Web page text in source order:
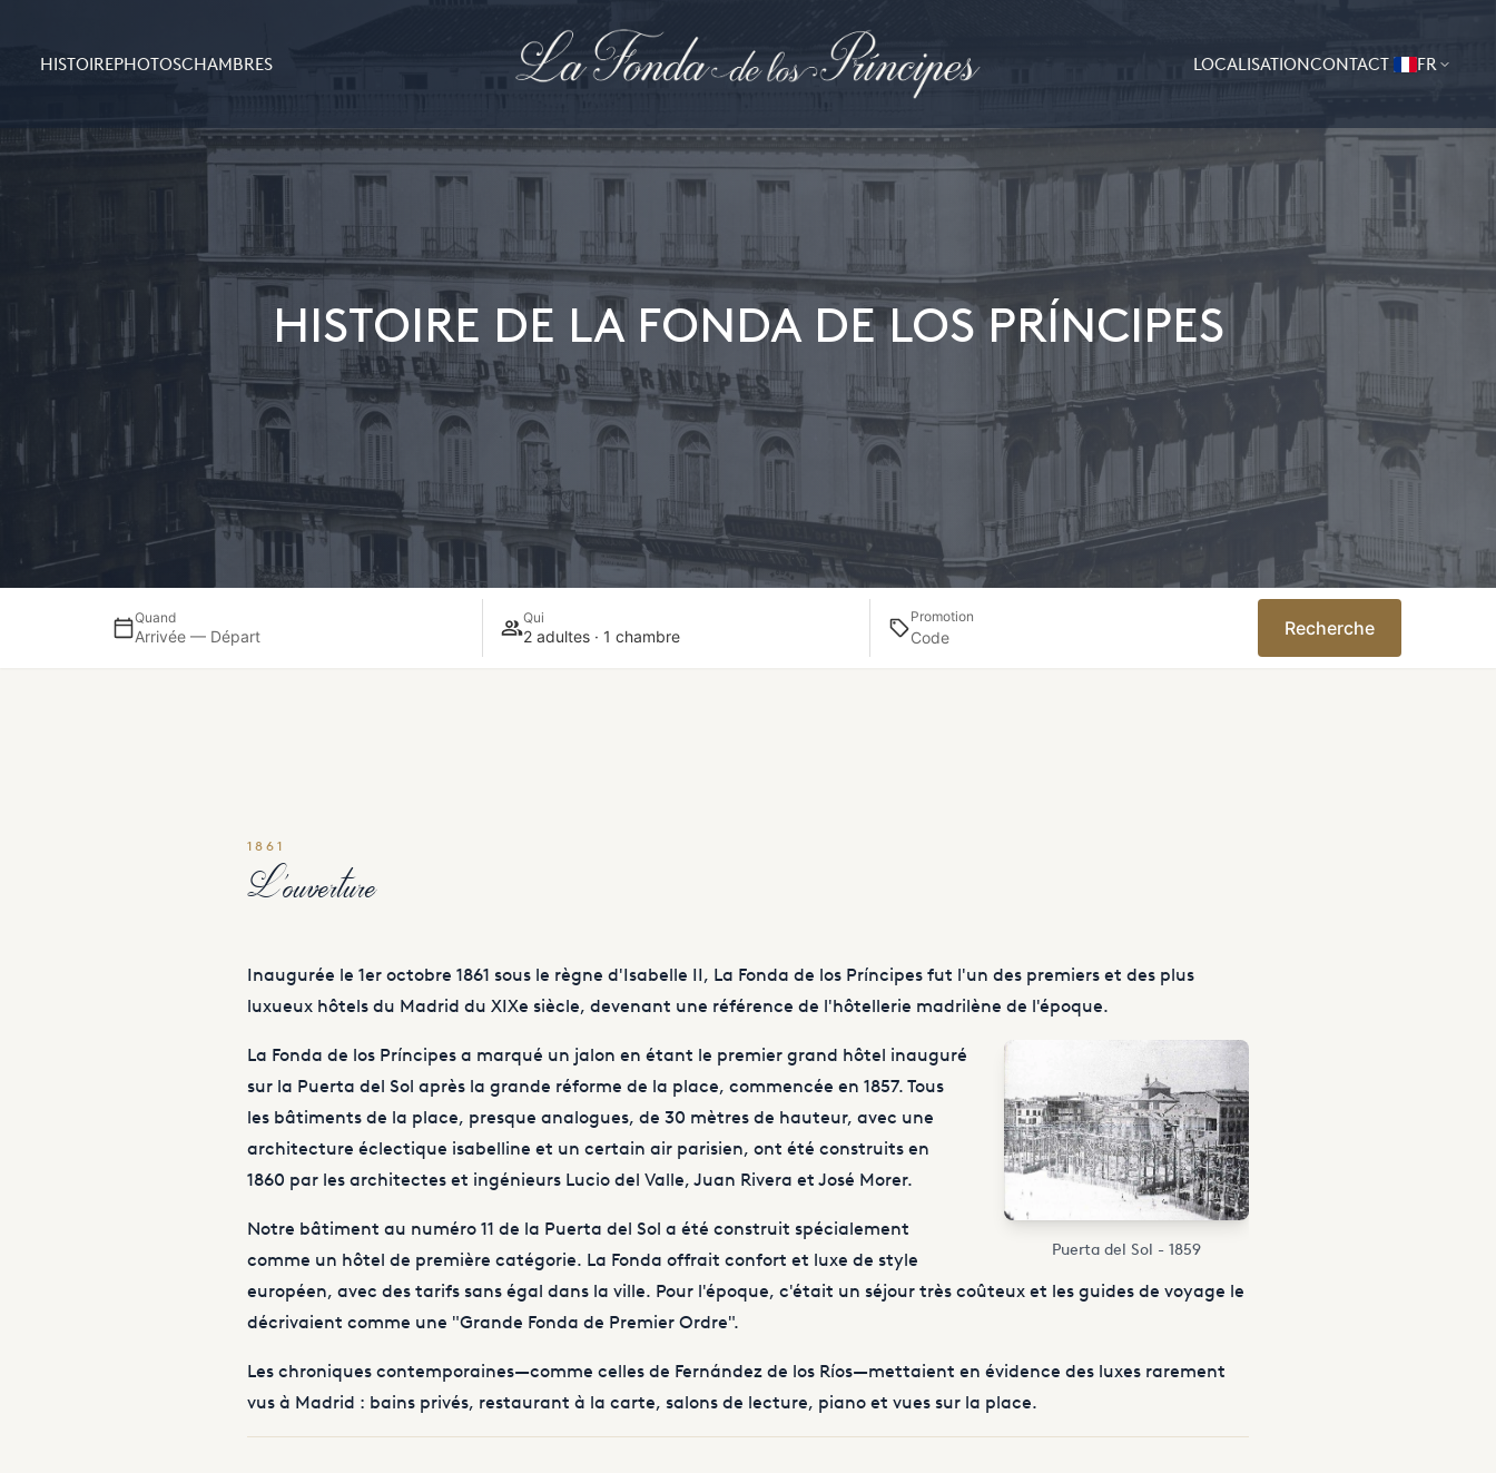
HISTOIREPHOTOSCHAMBRES LOCALISATIONCONTACT FR
HISTOIRE DE LA FONDA DE LOS PRÍNCIPES
Quand
Arrivée — Départ
Qui
2 adultes · 1 chambre
Promotion
Recherche
1861
L'ouverture
Inaugurée le 1er octobre 1861 sous le règne d'Isabelle II, La Fonda de los Príncipes fut l'un des premiers et des plus
luxueux hôtels du Madrid du XIXe siècle, devenant une référence de l'hôtellerie madrilène de l'époque.
Puerta del Sol - 1859
La Fonda de los Príncipes a marqué un jalon en étant le premier grand hôtel inauguré
sur la Puerta del Sol après la grande réforme de la place, commencée en 1857. Tous
les bâtiments de la place, presque analogues, de 30 mètres de hauteur, avec une
architecture éclectique isabelline et un certain air parisien, ont été construits en
1860 par les architectes et ingénieurs Lucio del Valle, Juan Rivera et José Morer.
Notre bâtiment au numéro 11 de la Puerta del Sol a été construit spécialement
comme un hôtel de première catégorie. La Fonda offrait confort et luxe de style
européen, avec des tarifs sans égal dans la ville. Pour l'époque, c'était un séjour très coûteux et les guides de voyage le
décrivaient comme une "Grande Fonda de Premier Ordre".
Les chroniques contemporaines—comme celles de Fernández de los Ríos—mettaient en évidence des luxes rarement
vus à Madrid : bains privés, restaurant à la carte, salons de lecture, piano et vues sur la place.